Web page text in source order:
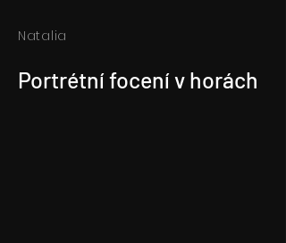
Natalia
Portrétní focení v horách